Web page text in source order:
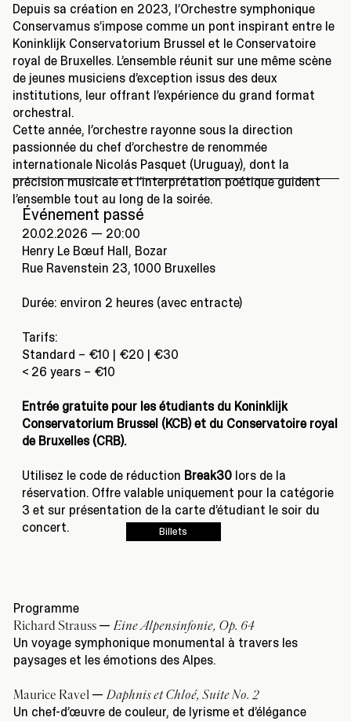
Événement passé
20.02.2026 — 20:00
Henry Le Bœuf Hall, Bozar
Rue Ravenstein 23, 1000 Bruxelles
Durée: environ 2 heures (avec entracte)
Tarifs:
Standard – €10 | €20 | €30
< 26 years – €10
Entrée gratuite pour les étudiants du Koninklijk
Conservatorium Brussel (KCB) et du Conservatoire royal
de Bruxelles (CRB).
Utilisez le code de réduction Break30lors de la
réservation. Offre valable uniquement pour la catégorie
3 et sur présentation de la carte d’étudiant le soir du
concert.
Depuis sa création en 2023, l’Orchestre symphonique
Conservamus s’impose comme un pont inspirant entre le
Koninklijk Conservatorium Brussel et le Conservatoire
royal de Bruxelles. L’ensemble réunit sur une même scène
de jeunes musiciens d’exception issus des deux
institutions, leur offrant l’expérience du grand format
orchestral.
Cette année, l’orchestre rayonne sous la direction
passionnée du chef d’orchestre de renommée
internationale Nicolás Pasquet (Uruguay), dont la
précision musicale et l’interprétation poétique guident
l’ensemble tout au long de la soirée.
Billets
Programme
Richard Strauss — Eine Alpensinfonie, Op. 64
Un voyage symphonique monumental à travers les
paysages et les émotions des Alpes.
Maurice Ravel — Daphnis et Chloé, Suite No. 2
Un chef-d’œuvre de couleur, de lyrisme et d’élégance